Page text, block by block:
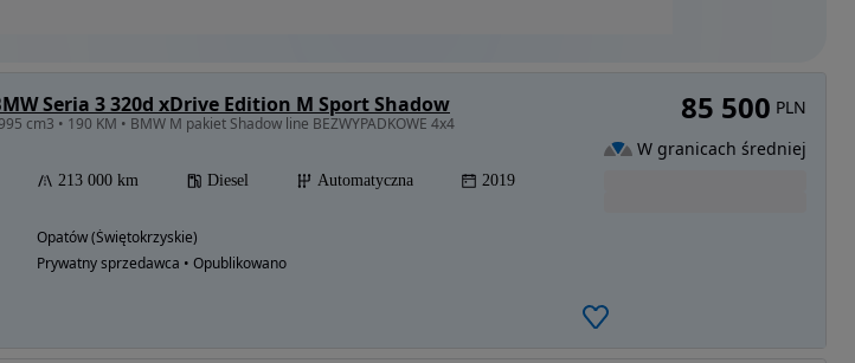
Seria 3 320d xDrive Edition M Sport Shadow
cm3 • 190 KM • BMW M pakiet Shadow line BEZWYPADKOWE 4x4
213 000 km Diesel Automatyczna 2019
Opatów (Świętokrzyskie)
Prywatny sprzedawca • Opublikowano
85 500 PLN
W granicach średniej